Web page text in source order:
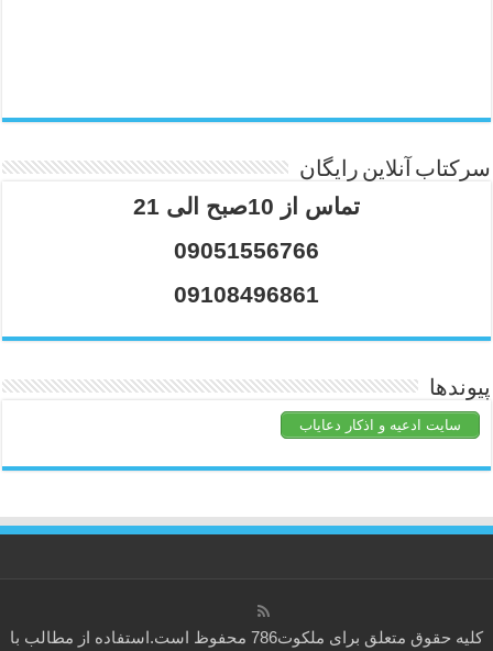
سرکتاب آنلاین رایگان
تماس از 10صبح الی 21
09051556766
09108496861
پیوندها
سایت ادعیه و اذکار دعایاب
کلیه حقوق متعلق برای ملکوت786
محفوظ است.استفاده از مطالب با